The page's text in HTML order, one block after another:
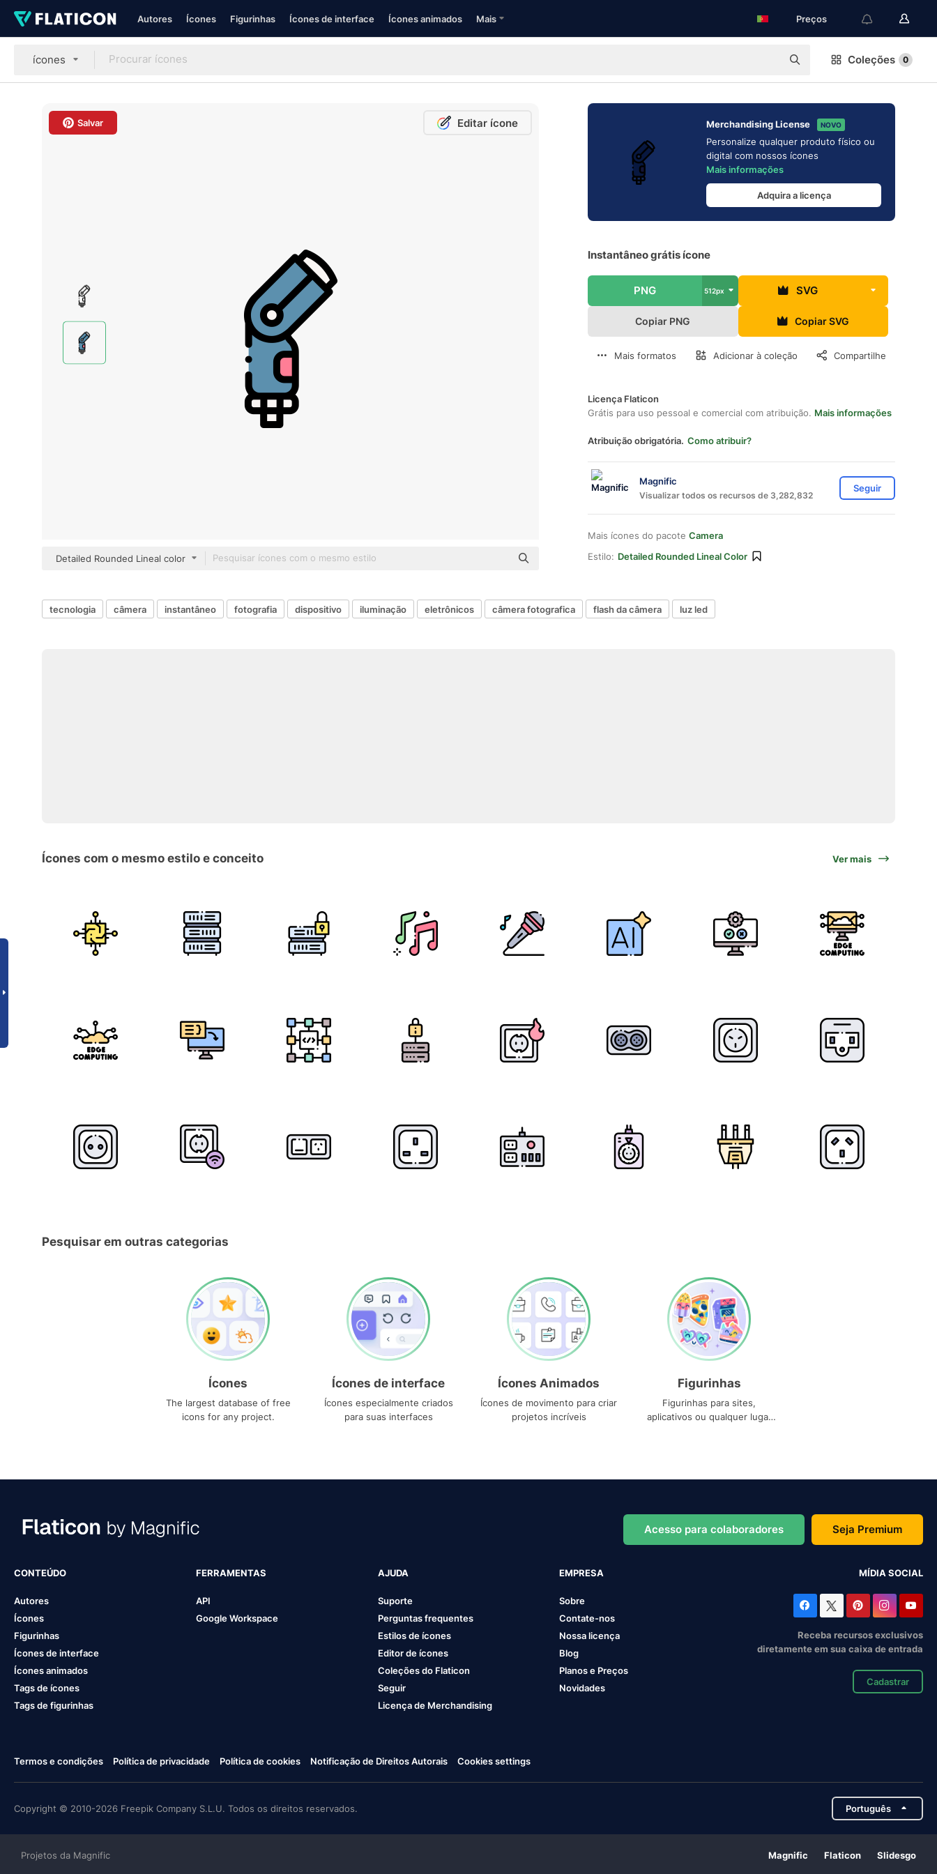
Autores Ícones Figurinhas Ícones de interface Ícones animados Mais Preços
ícones Coleções 0
Salvar Editar ícone
Detailed Rounded Lineal color
Merchandising License NOVO
Personalize qualquer produto físico ou
digital com nossos ícones
Mais informações
Adquira a licença
Instantâneo grátis ícone
PNG 512px SVG
Copiar PNG Copiar SVG
Mais formatos Adicionar à coleção Compartilhe
Licença Flaticon
Grátis para uso pessoal e comercial com atribuição. Mais informações
Atribuição obrigatória. Como atribuir?
Magnific
Visualizar todos os recursos de 3,282,832
Seguir
Mais ícones do pacote Camera
Estilo: Detailed Rounded Lineal Color
tecnologia câmera instantâneo fotografia dispositivo iluminação eletrônicos câmera fotografica flash da câmera luz led
Ícones com o mesmo estilo e conceito Ver mais
Pesquisar em outras categorias
Ícones
The largest database of free
icons for any project.
Ícones de interface
Ícones especialmente criados
para suas interfaces
Ícones Animados
Ícones de movimento para criar
projetos incríveis
Figurinhas
Figurinhas para sites,
aplicativos ou qualquer lugar
Acesso para colaboradores Seja Premium
CONTEÚDO
Autores
Ícones
Figurinhas
Ícones de interface
Ícones animados
Tags de ícones
Tags de figurinhas
FERRAMENTAS
API
Google Workspace
AJUDA
Suporte
Perguntas frequentes
Estilos de ícones
Editor de ícones
Coleções do Flaticon
Seguir
Licença de Merchandising
EMPRESA
Sobre
Contate-nos
Nossa licença
Blog
Planos e Preços
Novidades
MÍDIA SOCIAL
Receba recursos exclusivos
diretamente em sua caixa de entrada
Cadastrar
Termos e condições Política de privacidade Política de cookies Notificação de Direitos Autorais Cookies settings
Copyright © 2010-2026 Freepik Company S.L.U. Todos os direitos reservados. Português
Projetos da Magnific Magnific Flaticon Slidesgo